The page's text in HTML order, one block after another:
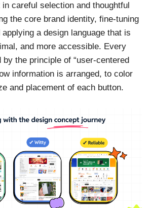
in careful selection and thoughtful
the core brand identity, fine-tuning
a design language that is
and more accessible. Every
the principle of “user-centered
information is arranged, to color
and placement of each button.